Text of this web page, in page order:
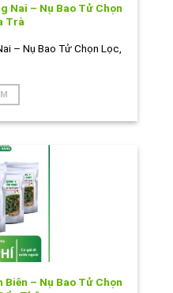
Nai – Nụ Bao Tử Chọn
Trà
– Nụ Bao Tử Chọn Lọc,
– Nụ Bao Tử Chọn